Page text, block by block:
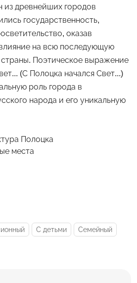
из древнейших городов
государственность,
оказав
на всю последующую
Поэтическое выражение
(С Полоцка начался Свет...)
роль города в
народа и его уникальную
Полоцка
места
С детьми Семейный